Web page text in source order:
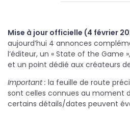
Mise à jour officielle (4 février
aujourd’hui 4 annonces
l’éditeur, un « State of the Game
et un point dédié aux créateurs
Important : la feuille de route
sont celles connues au moment
certains détails/dates peuvent